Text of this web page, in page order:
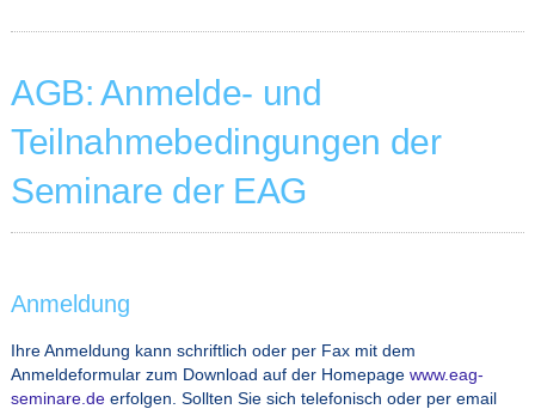
AGB: Anmelde- und
Teilnahmebedingungen der
Seminare der EAG
Anmeldung
Ihre Anmeldung kann schriftlich oder per Fax mit dem
Anmeldeformular zum Download auf der Homepage www.eag-
seminare.deerfolgen. Sollten Sie sich telefonisch oder per email